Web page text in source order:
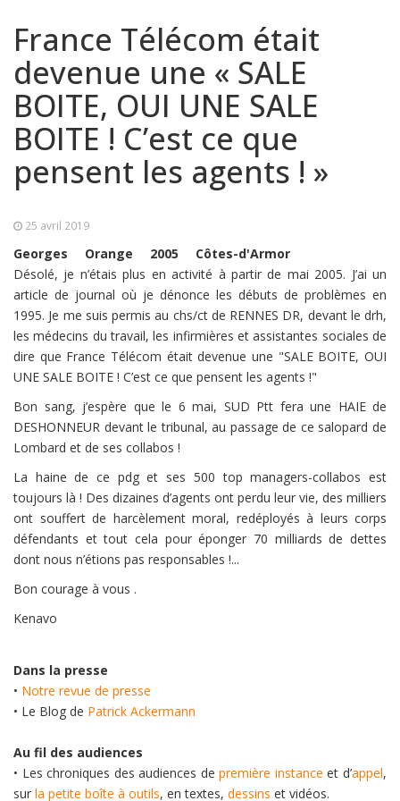
France Télécom était
devenue une « SALE
BOITE, OUI UNE SALE
BOITE ! C’est ce que
pensent les agents ! »
25 avril 2019
Georges Orange 2005
Côtes-d'Armor
Désolé, je n’étais plus en activité à partir de mai 2005. J’ai un
article de journal où je dénonce les débuts de problèmes en
1995. Je me suis permis au chs/ct de RENNES DR, devant le drh,
les médecins du travail, les infirmières et assistantes sociales de
dire que France Télécom était devenue une "SALE BOITE, OUI
UNE SALE BOITE ! C’est ce que pensent les agents !"
Bon sang, j’espère que le 6 mai, SUD Ptt fera une HAIE de
DESHONNEUR devant le tribunal, au passage de ce salopard de
Lombard et de ses collabos !
La haine de ce pdg et ses 500 top managers-collabos est
toujours là ! Des dizaines d’agents ont perdu leur vie, des milliers
ont souffert de harcèlement moral, redéployés à leurs corps
défendants et tout cela pour éponger 70 milliards de dettes
dont nous n’étions pas responsables !...
Bon courage à vous .
Kenavo
Dans la presse
• Notre revue de presse
• Le Blog de Patrick Ackermann
Au fil des audiences
• Les chroniques des audiences depremière instance et d’appel,
sur la petite boîte à outils, en textes, dessins et vidéos.